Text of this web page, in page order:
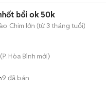
bổi ok 50k
Chim lớn (từ 3 tháng tuổi)
(P. Hòa Bình mới)
9 đã bán